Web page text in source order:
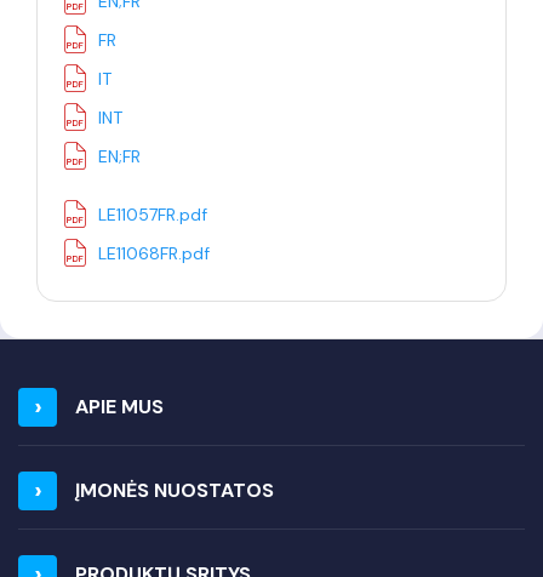
FR
IT
INT
EN;FR
LE11057FR.pdf
LE11068FR.pdf
APIE MUS
ĮMONĖS NUOSTATOS